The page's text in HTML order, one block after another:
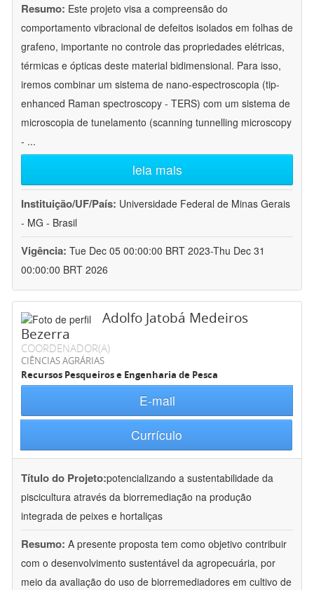
Resumo: Este projeto visa a compreensão do
comportamento vibracional de defeitos isolados em folhas de
grafeno, importante no controle das propriedades elétricas,
térmicas e ópticas deste material bidimensional. Para isso,
iremos combinar um sistema de nano-espectroscopia (tip-
enhanced Raman spectroscopy - TERS) com um sistema de
microscopia de tunelamento (scanning tunnelling microscopy
- ...
leia mais
Instituição/UF/País: Universidade Federal de Minas Gerais
- MG - Brasil
Vigência: Tue Dec 05 00:00:00 BRT 2023-Thu Dec 31
00:00:00 BRT 2026
Adolfo Jatobá Medeiros
Bezerra
COORDENADOR(A)
CIÊNCIAS AGRÁRIAS
Recursos Pesqueiros e Engenharia de Pesca
E-mail
Currículo
Título do Projeto:potencializando a sustentabilidade da
piscicultura através da biorremediação na produção
integrada de peixes e hortaliças
Resumo: A presente proposta tem como objetivo contribuir
com o desenvolvimento sustentável da agropecuária, por
meio da avaliação do uso de biorremediadores em cultivo de